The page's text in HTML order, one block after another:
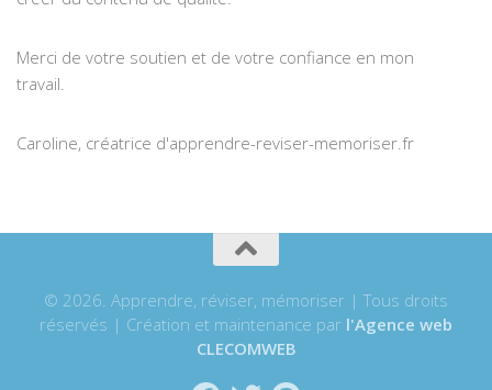
Merci de votre soutien et de votre confiance en mon
travail.
Caroline, créatrice d'apprendre-reviser-memoriser.fr
© 2026. Apprendre, réviser, mémoriser | Tous droits
réservés | Création et maintenance par l'Agence web
CLECOMWEB